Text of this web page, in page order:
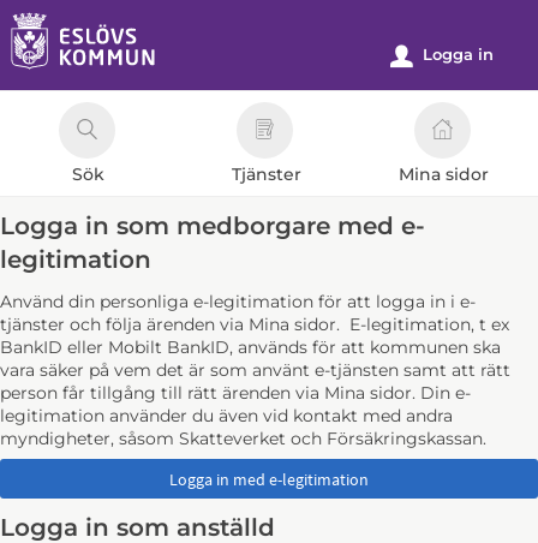
Välkommen
till
e-
tjänster
Eslövs
kommun
Sök Tjänster Mina sidor
u Logga in
Logga in som medborgare med e-
legitimation
Använd din personliga e-legitimation för att logga in i e-
tjänster och följa ärenden via Mina sidor. E-legitimation, t ex
BankID eller Mobilt BankID, används för att kommunen ska
vara säker på vem det är som använt e-tjänsten samt att rätt
person får tillgång till rätt ärenden via Mina sidor. Din e-
legitimation använder du även vid kontakt med andra
myndigheter, såsom Skatteverket och Försäkringskassan.
Logga in som anställd